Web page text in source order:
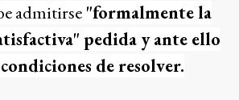
admitirse "formalmente la
pedida y ante ello
de resolver.